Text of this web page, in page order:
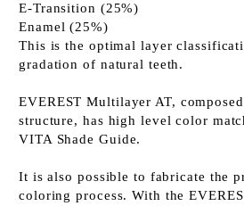
E-Transition (25%)
Enamel (25%)
This is the optimal layer
gradation of natural teeth.
EVEREST Multilayer AT,
structure, has high level color
VITA Shade Guide.
It is also possible to fabricate the
coloring process. With the